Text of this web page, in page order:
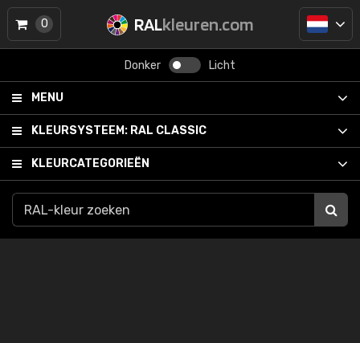
RALkleuren.com
Donker Licht
MENU
KLEURSYSTEEM: RAL CLASSIC
KLEURCATEGORIEËN
0